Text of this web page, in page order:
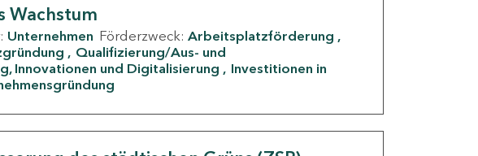
Wachstum
Unternehmen Förderzweck: Arbeitsplatzförderung
Qualifizierung/Aus- und
Innovationen und Digitalisierung
Investitionen in